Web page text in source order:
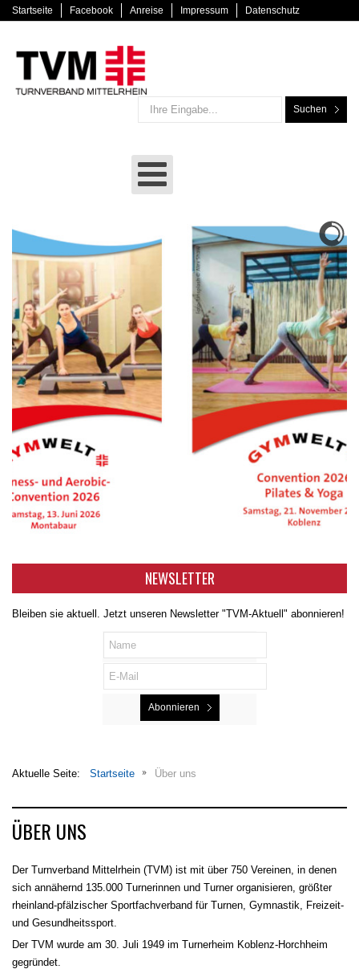
Startseite Facebook Anreise Impressum Datenschutz
Suchen
NEWSLETTER
Bleiben sie aktuell. Jetzt unseren Newsletter "TVM-Aktuell" abonnieren!
Aktuelle Seite: Startseite Über uns
ÜBER UNS
Der Turnverband Mittelrhein (TVM) ist mit über 750 Vereinen, in denen
sich annähernd 135.000 Turnerinnen und Turner organisieren, größter
rheinland-pfälzischer Sportfachverband für Turnen, Gymnastik, Freizeit-
und Gesundheitssport.
Der TVM wurde am 30. Juli 1949 im Turnerheim Koblenz-Horchheim
gegründet.